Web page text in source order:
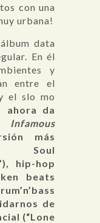
con una
urbana!
data
En él
y
entre el
el slo mo
ahora da
Infamous
más
Soul
hip-hop
beats
de
(“Lone